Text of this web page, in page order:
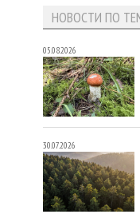
НОВОСТИ ПО
05.08.2026
30.07.2026